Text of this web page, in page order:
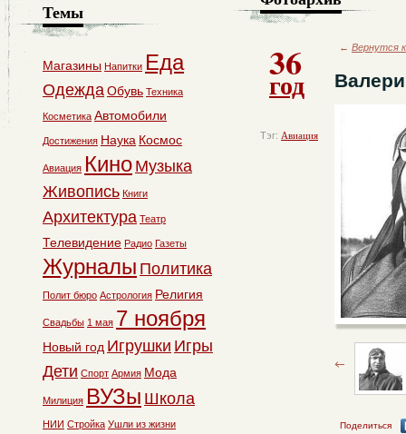
36
год
Тэг: Авиация
← Вернутся
Поделиться
Темы
Магазины Напитки Еда
ОдеждаОбувь Техника
Косметика Автомобили
Достижения Наука Космос
Авиация Кино Музыка
Живопись Книги
Архитектура Театр
Телевидение Радио Газеты
Журналы Политика
Полит бюро Астрология Религия
Свадьбы 1 мая 7 ноября
Новый год Игрушки Игры
Дети Спорт Армия Мода
Милиция ВУЗы Школа
НИИ Стройка Ушли из жизни